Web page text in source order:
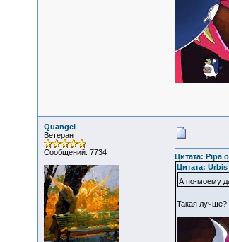
Quangel
Ветеран
Сообщений: 7734
Цитата: Pipa
Цитата:
А по-моему
Такая лучше?